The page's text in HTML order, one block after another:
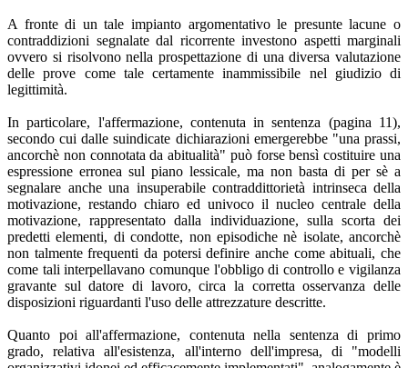
A fronte di un tale impianto argomentativo le presunte lacune o
contraddizioni segnalate dal ricorrente investono aspetti marginali
ovvero si risolvono nella prospettazione di una diversa valutazione
delle prove come tale certamente inammissibile nel giudizio di
legittimità.
In particolare, l'affermazione, contenuta in sentenza (pagina 11),
secondo cui dalle suindicate dichiarazioni emergerebbe "una prassi,
ancorchè non connotata da abitualità" può forse bensì costituire una
espressione erronea sul piano lessicale, ma non basta di per sè a
segnalare anche una insuperabile contraddittorietà intrinseca della
motivazione, restando chiaro ed univoco il nucleo centrale della
motivazione, rappresentato dalla individuazione, sulla scorta dei
predetti elementi, di condotte, non episodiche nè isolate, ancorchè
non talmente frequenti da potersi definire anche come abituali, che
come tali interpellavano comunque l'obbligo di controllo e vigilanza
gravante sul datore di lavoro, circa la corretta osservanza delle
disposizioni riguardanti l'uso delle attrezzature descritte.
Quanto poi all'affermazione, contenuta nella sentenza di primo
grado, relativa all'esistenza, all'interno dell'impresa, di "modelli